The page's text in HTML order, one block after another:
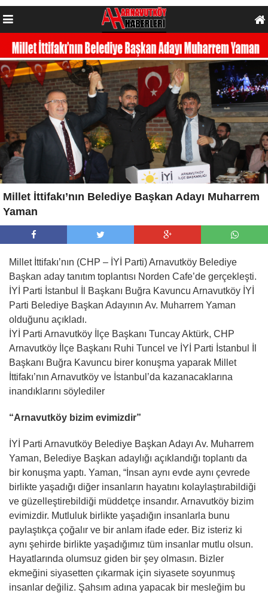
Millet İttifakı’nın Belediye Başkan Adayı Muharrem
Yaman
Millet İttifakı’nın (CHP – İYİ Parti) Arnavutköy Belediye
Başkan aday tanıtım toplantısı Norden Cafe’de gerçekleşti.
İYİ Parti İstanbul İl Başkanı Buğra Kavuncu Arnavutköy İYİ
Parti Belediye Başkan Adayının Av. Muharrem Yaman
olduğunu açıkladı.
İYİ Parti Arnavutköy İlçe Başkanı Tuncay Aktürk, CHP
Arnavutköy İlçe Başkanı Ruhi Tuncel ve İYİ Parti İstanbul İl
Başkanı Buğra Kavuncu birer konuşma yaparak Millet
İttifakı’nın Arnavutköy ve İstanbul’da kazanacaklarına
inandıklarını söylediler
“Arnavutköy bizim evimizdir”
İYİ Parti Arnavutköy Belediye Başkan Adayı Av. Muharrem
Yaman, Belediye Başkan adaylığı açıklandığı toplantı da
bir konuşma yaptı. Yaman, “İnsan aynı evde aynı çevrede
birlikte yaşadığı diğer insanların hayatını kolaylaştırabildiği
ve güzelleştirebildiği müddetçe insandır. Arnavutköy bizim
evimizdir. Mutluluk birlikte yaşadığın insanlarla bunu
paylaştıkça çoğalır ve bir anlam ifade eder. Biz isteriz ki
aynı şehirde birlikte yaşadığımız tüm insanlar mutlu olsun.
Hayatlarında olumsuz giden bir şey olmasın. Bizler
ekmeğini siyasetten çıkarmak için siyasete soyunmuş
insanlar değiliz. Şahsım adına yapacak bir mesleğim bu